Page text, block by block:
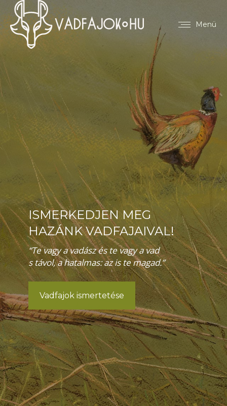
Menü
ISMERKEDJEN MEG
HAZÁNK VADFAJAIVAL!
“Te vagy a vadász és te vagy a vad
s távol, a hatalmas: az is te magad.”
Vadfajok ismertetése